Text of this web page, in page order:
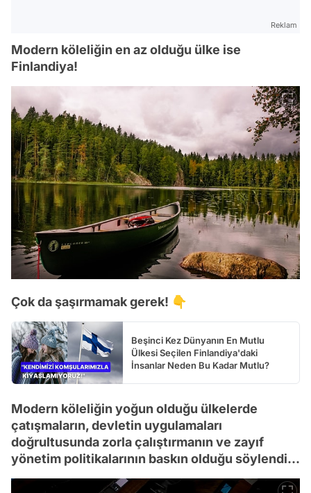
Reklam
Modern köleliğin en az olduğu ülke ise
Finlandiya!
Çok da şaşırmamak gerek! 👇
Beşinci Kez Dünyanın En Mutlu
Ülkesi Seçilen Finlandiya'daki
İnsanlar Neden Bu Kadar Mutlu?
Modern köleliğin yoğun olduğu ülkelerde
çatışmaların, devletin uygulamaları
doğrultusunda zorla çalıştırmanın ve zayıf
yönetim politikalarının baskın olduğu söylendi...